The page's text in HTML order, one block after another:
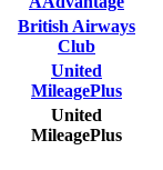
British Airways
Club
United
MileagePlus
United
MileagePlus